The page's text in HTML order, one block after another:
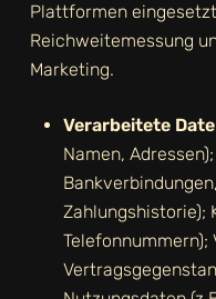
Plattformen
Reichweitemessung
Marketing.
Verarbeitete
Namen,
Zahlungshistorie);
Telefonnummern);